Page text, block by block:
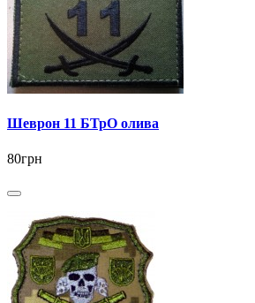
Шеврон 11 БТрО олива
80грн